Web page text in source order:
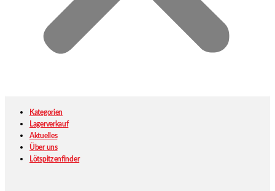
Kategorien
Lagerverkauf
Aktuelles
Über uns
Lötspitzenfinder